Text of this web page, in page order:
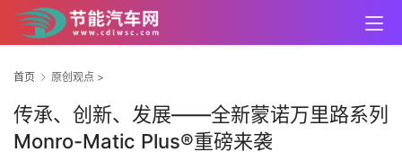
首页 原创观点 >
传承、创新、发展——全新蒙诺万里路系列
Monro-Matic Plus®重磅来袭